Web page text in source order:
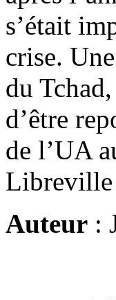
s’était
crise.
du
d’être
de l’UA
Libreville
Auteur :